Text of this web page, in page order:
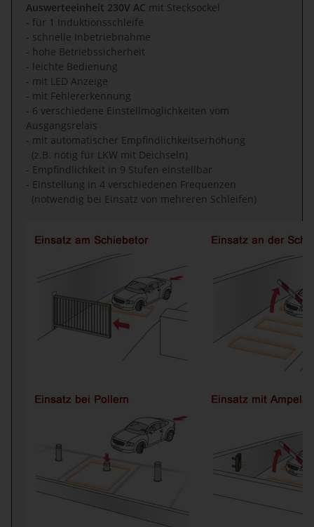
Auswerteeinheit 230V AC mit Stecksockel
- für 1 Induktionsschleife
- schnelle Inbetriebnahme
- hohe Betriebssicherheit
- leichte Bedienung
- mit LED Anzeige
- mit Fehlererkennung
- 6 verschiedene Einstellmöglichkeiten vom
Ausgangsrelais
- mit automatischer Empfindlichkeitserhöhung
(z.B. nötig für LKW mit Deichseln)
- Empfindlichkeit in 9 Stufen einstellbar
- Einstellung in 4 verschiedenen Frequenzen
(notwendig bei Einsatz von mehreren Schleifen)